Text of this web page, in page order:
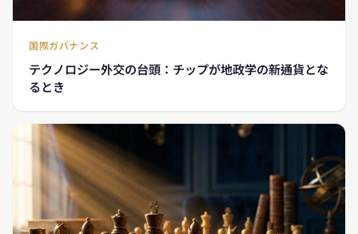
国際ガバナンス
テクノロジー外交の台頭：チップが地政学の新通貨とな
るとき